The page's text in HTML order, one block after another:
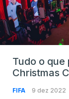
Tudo o que
Christmas
FIFA 9 dez 2022